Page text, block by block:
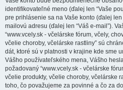
identifikovateľné meno (ďalej len “Vaše
pre prihlásenie sa na Vaše konto (ďalej
mailovú adresu (ďalej len “Váš e-mail”).
“www.vcely.sk - včelárske fórum, včely,
včelie choroby, včelárske rastliny” sú
dát, ktoré sú v platnosti v krajine kde sme
Vášho používateľského mena, Vášho
požadovaný “www.vcely.sk - včelárske
včelie produkty, včelie choroby, včelárske
toho, čo považujeme za povinné a čo za